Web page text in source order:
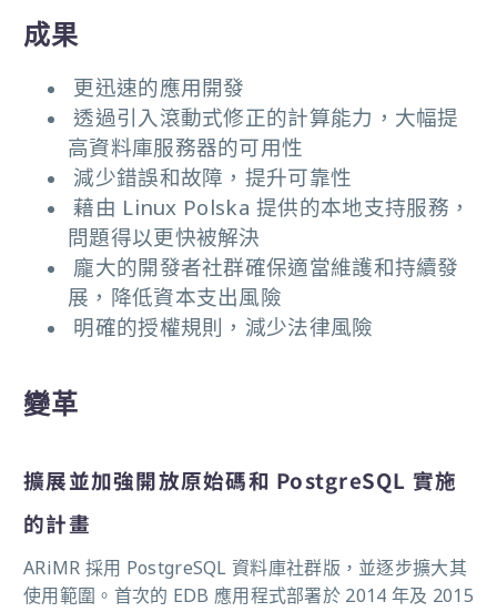
成果
更迅速的應用開發
透過引入滾動式修正的計算能力，大幅提
高資料庫服務器的可用性
減少錯誤和故障，提升可靠性
藉由 Linux Polska 提供的本地支持服務，
問題得以更快被解決
龐大的開發者社群確保適當維護和持續發
展，降低資本支出風險
明確的授權規則，減少法律風險
變革
擴展並加強開放原始碼和 PostgreSQL 實施
的計畫
ARiMR 採用 PostgreSQL 資料庫社群版，並逐步擴大其
使用範圍。首次的 EDB 應用程式部署於 2014 年及 2015